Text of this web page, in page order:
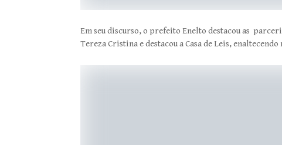
Em seu discurso, o prefeito Enelto destacou as
Tereza Cristina e destacou a Casa de Leis,